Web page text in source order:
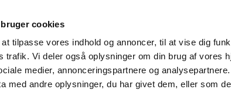
cookies
tilpasse vores indhold og annoncer, til at vise dig
trafik. Vi deler også oplysninger om din brug af vores
medier, annonceringspartnere og
med andre oplysninger, du har givet dem, eller som
Nyheder Om os
og
Tilskud og
Apoteker og